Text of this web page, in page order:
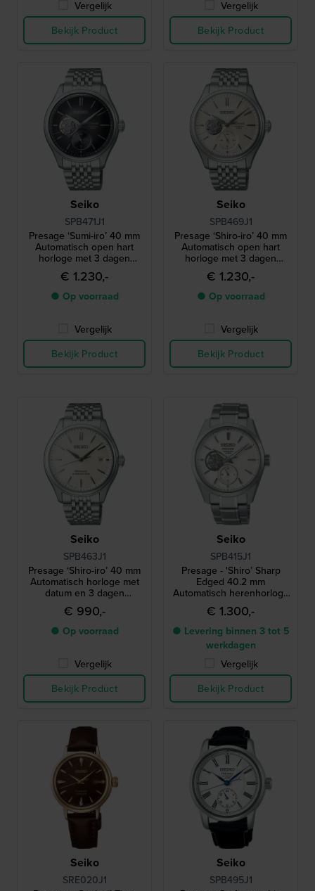
Vergelijk
Bekijk Product
Vergelijk
Bekijk Product
Seiko
SPB471J1
Presage ‘Sumi-iro’ 40 mm
Automatisch open hart
horloge met 3 dagen
gangreserve
€ 1.230,-
● Op voorraad
Vergelijk
Bekijk Product
Seiko
SPB469J1
Presage ‘Shiro-iro’ 40 mm
Automatisch open hart
horloge met 3 dagen
gangreserve
€ 1.230,-
● Op voorraad
Vergelijk
Bekijk Product
Seiko
SPB463J1
Presage ‘Shiro-iro’ 40 mm
Automatisch horloge met
datum en 3 dagen
gangreserve
€ 990,-
● Op voorraad
Vergelijk
Bekijk Product
Seiko
SPB415J1
Presage - 'Shiro’ Sharp
Edged 40.2 mm
Automatisch herenhorloge
met open hart en 24-uurs
wijzerplaat
€ 1.300,-
● Levering binnen 3 tot 5
werkdagen
Vergelijk
Bekijk Product
Seiko
SRE020J1
Seiko
SPB495J1